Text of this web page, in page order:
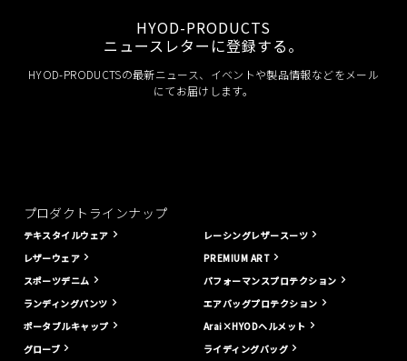
HYOD-PRODUCTS
ニュースレターに登録する。
HYOD-PRODUCTSの最新ニュース、イベントや製品情報などをメール
にてお届けします。
プロダクトラインナップ
テキスタイルウェア
レザーウェア
スポーツデニム
ランディングパンツ
ポータブルキャップ
グローブ
レーシングレザースーツ
PREMIUM ART
パフォーマンスプロテクション
エアバッグプロテクション
Arai×HYODヘルメット
ライディングバッグ